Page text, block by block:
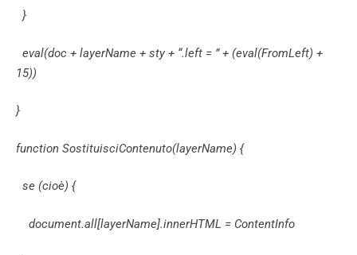
}
eval(doc + layerName + sty + “.left = ” + (eval(FromLeft) +
15))
}
function SostituisciContenuto(layerName) {
se (cioè) {
document.all[layerName].innerHTML = ContentInfo